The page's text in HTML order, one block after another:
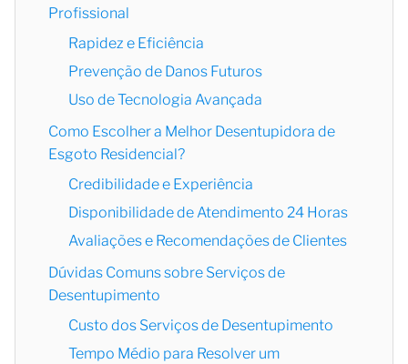
Profissional
Rapidez e Eficiência
Prevenção de Danos Futuros
Uso de Tecnologia Avançada
Como Escolher a Melhor Desentupidora de
Esgoto Residencial?
Credibilidade e Experiência
Disponibilidade de Atendimento 24 Horas
Avaliações e Recomendações de Clientes
Dúvidas Comuns sobre Serviços de
Desentupimento
Custo dos Serviços de Desentupimento
Tempo Médio para Resolver um